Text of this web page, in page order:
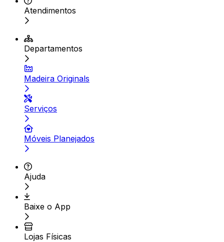
Atendimentos
Departamentos
Madeira Originals
Serviços
Móveis Planejados
Ajuda
Baixe o App
Lojas Físicas